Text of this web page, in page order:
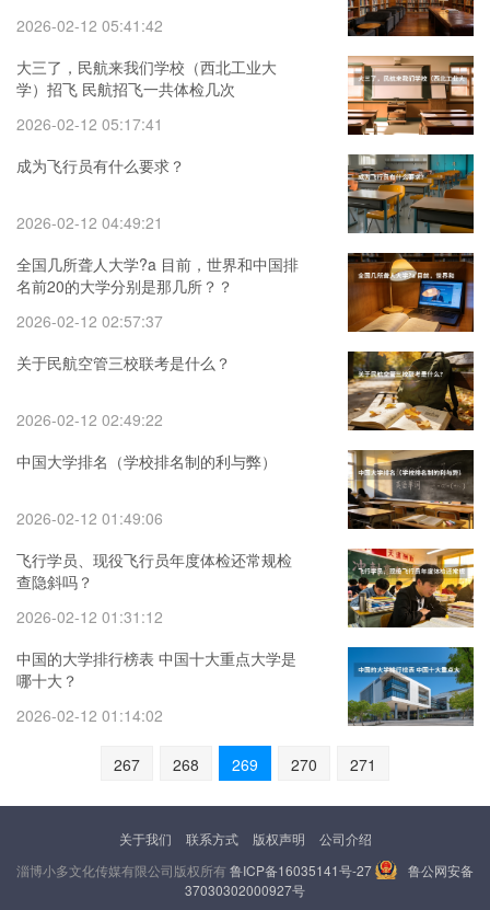
2026-02-12 05:41:42
大三了，民航来我们学校（西北工业大
学）招飞 民航招飞一共体检几次
2026-02-12 05:17:41
成为飞行员有什么要求？
2026-02-12 04:49:21
全国几所聋人大学?a 目前，世界和中国排
名前20的大学分别是那几所？？
2026-02-12 02:57:37
关于民航空管三校联考是什么？
2026-02-12 02:49:22
中国大学排名（学校排名制的利与弊）
2026-02-12 01:49:06
飞行学员、现役飞行员年度体检还常规检
查隐斜吗？
2026-02-12 01:31:12
中国的大学排行榜表 中国十大重点大学是
哪十大？
2026-02-12 01:14:02
267 268 269 270 271
关于我们 联系方式 版权声明
公司介绍
淄博小多文化传媒有限公司版权所有鲁ICP备16035141号-27
鲁公网安备
37030302000927号